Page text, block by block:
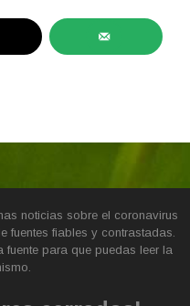
noticias sobre el coronavirus
fuentes fiables y contrastadas.
para que puedas leer la